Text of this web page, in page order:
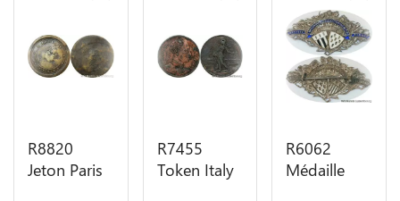
R8820
Jeton Paris
R7455
Token Italy
R6062
Médaille